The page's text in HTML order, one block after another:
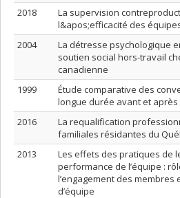
2018
La supervision
l&apos;efficacité des
2004
La détresse psychologique
soutien social hors-travail
canadienne
1999
Étude comparative des
longue durée avant et après
2016
La requalification
familiales résidantes du
2013
Les effets des pratiques de
performance de l’équipe :
l’engagement des membres
d’équipe